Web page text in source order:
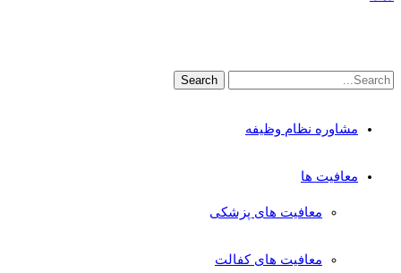
مشاوره نظام وظیفه
معافیت ها
معافیت های پزشکی
معافیت های کفالت